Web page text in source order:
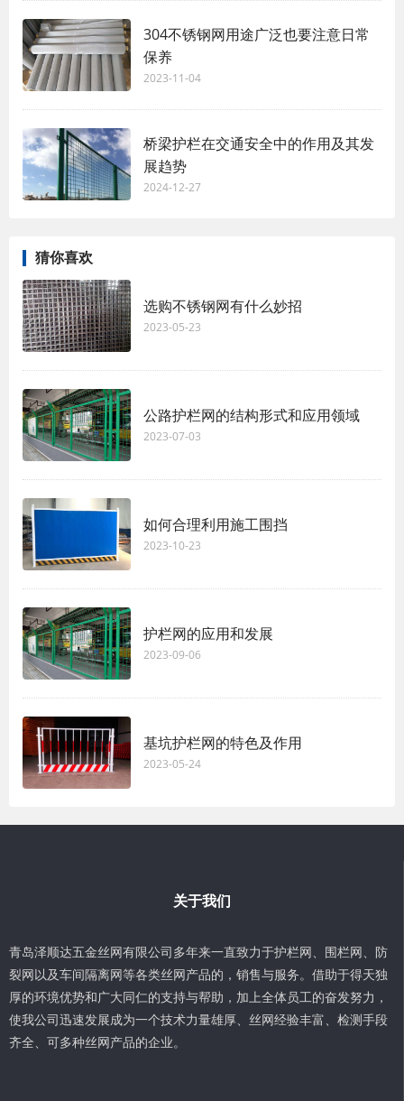
304不锈钢网用途广泛也要注意日常
保养
2023-11-04
桥梁护栏在交通安全中的作用及其发
展趋势
2024-12-27
猜你喜欢
选购不锈钢网有什么妙招
2023-05-23
公路护栏网的结构形式和应用领域
2023-07-03
如何合理利用施工围挡
2023-10-23
护栏网的应用和发展
2023-09-06
基坑护栏网的特色及作用
2023-05-24
关于我们
青岛泽顺达五金丝网有限公司多年来一直致力于护栏网、围栏网、防
裂网以及车间隔离网等各类丝网产品的，销售与服务。借助于得天独
厚的环境优势和广大同仁的支持与帮助，加上全体员工的奋发努力，
使我公司迅速发展成为一个技术力量雄厚、丝网经验丰富、检测手段
齐全、可多种丝网产品的企业。